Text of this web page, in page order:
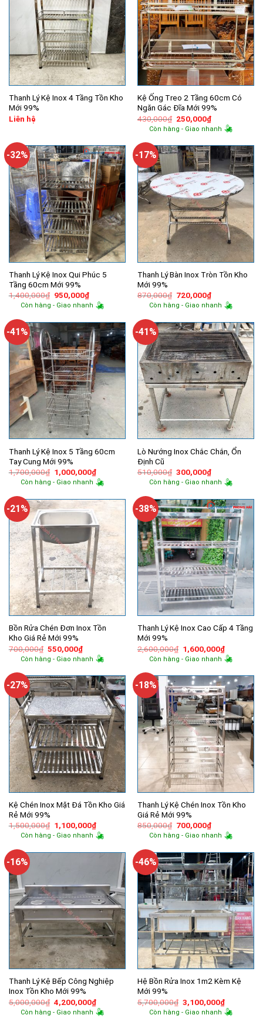
Thanh Lý Kệ Inox 4 Tầng Tồn Kho
Mới 99%
Liên hệ
Kệ Ống Treo 2 Tầng 60cm Có
Ngăn Gác Đĩa Mới 99%
430,000₫ Giá
gốc
là:
250,000₫Giá
hiện
tại
250,000₫.
Còn hàng - Giao nhanh
-32%
Thanh Lý Kệ Inox Qui Phúc 5
Tầng 60cm Mới 99%
1,400,000₫ Giá
gốc
là:
950,000₫Giá
hiện
tại
950,000₫.
Còn hàng - Giao nhanh
-17%
Thanh Lý Bàn Inox Tròn Tồn Kho
Mới 99%
870,000₫ Giá
gốc
là:
720,000₫Giá
hiện
tại
720,000₫.
Còn hàng - Giao nhanh
-41%
Thanh Lý Kệ Inox 5 Tầng 60cm
Tay Cung Mới 99%
1,700,000₫ Giá
gốc
là:
1,000,000₫Giá
hiện
tại
1,000,000₫.
Còn hàng - Giao nhanh
-41%
Lò Nướng Inox Chắc Chắn, Ổn
Định Cũ
510,000₫ Giá
gốc
là:
300,000₫Giá
hiện
tại
300,000₫.
Còn hàng - Giao nhanh
-21%
Bồn Rửa Chén Đơn Inox Tồn
Kho Giá Rẻ Mới 99%
700,000₫ Giá
gốc
là:
550,000₫Giá
hiện
tại
550,000₫.
Còn hàng - Giao nhanh
-38%
Thanh Lý Kệ Inox Cao Cấp 4 Tầng
Mới 99%
2,600,000₫ Giá
gốc
là:
1,600,000₫Giá
hiện
tại
Còn hàng - Giao nhanh
-27%
Kệ Chén Inox Mặt Đá Tồn Kho Giá
Rẻ Mới 99%
1,500,000₫ Giá
gốc
là:
1,100,000₫Giá
hiện
tại
1,100,000₫.
Còn hàng - Giao nhanh
-18%
Thanh Lý Kệ Chén Inox Tồn Kho
Giá Rẻ Mới 99%
850,000₫ Giá
gốc
là:
700,000₫Giá
hiện
tại
700,000₫.
Còn hàng - Giao nhanh
-16%
Thanh Lý Kệ Bếp Công Nghiệp
Inox Tồn Kho Mới 99%
5,000,000₫ Giá
gốc
là:
4,200,000₫Giá
hiện
tại
Còn hàng - Giao nhanh
-46%
Hệ Bồn Rửa Inox 1m2 Kèm Kệ
Mới 99%
5,700,000₫ Giá
gốc
là:
3,100,000₫Giá
hiện
tại
Còn hàng - Giao nhanh